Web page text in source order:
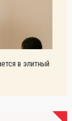
в элитный